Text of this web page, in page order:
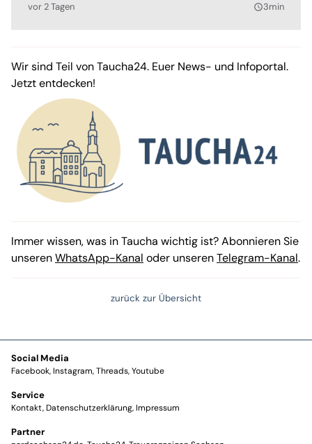
vor 2 Tagen query_builder3min
Wir sind Teil von Taucha24. Euer News- und Infoportal.
Jetzt entdecken!
Immer wissen, was in Taucha wichtig ist? Abonnieren Sie
unserenWhatsApp-Kanal oder unserenTelegram-Kanal.
zurück zur Übersicht
Social Media
Facebook Instagram Threads Youtube
Service
Kontakt Datenschutzerklärung Impressum
Partner